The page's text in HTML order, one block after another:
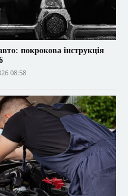
покрокова інструкція
08:58